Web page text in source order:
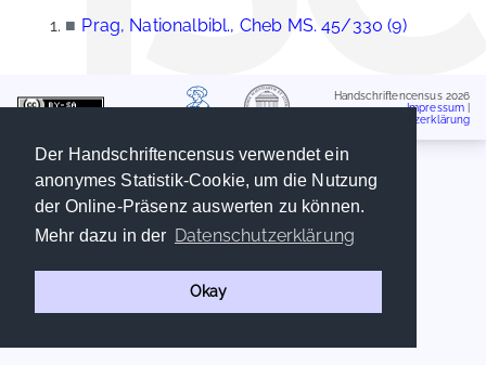
Der Handschriftencensus verwendet ein
anonymes Statistik-Cookie, um die Nutzung
der Online-Präsenz auswerten zu können.
Mehr dazu in der Datenschutzerklärung
Okay
■ Prag, Nationalbibl., Cheb MS. 45/330 (9)
Handschriftencensus 2026
Impressum
Datenschutzerklärung